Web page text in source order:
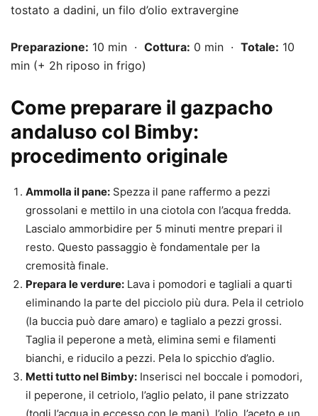
tostato a dadini, un filo d’olio extravergine
Preparazione: 10 min · Cottura: 0 min · Totale: 10
min (+ 2h riposo in frigo)
Come preparare il gazpacho
andaluso col Bimby:
procedimento originale
Ammolla il pane: Spezza il pane raffermo a pezzi
grossolani e mettilo in una ciotola con l’acqua fredda.
Lascialo ammorbidire per 5 minuti mentre prepari il
resto. Questo passaggio è fondamentale per la
cremosità finale.
Prepara le verdure: Lava i pomodori e tagliali a quarti
eliminando la parte del picciolo più dura. Pela il cetriolo
(la buccia può dare amaro) e taglialo a pezzi grossi.
Taglia il peperone a metà, elimina semi e filamenti
bianchi, e riducilo a pezzi. Pela lo spicchio d’aglio.
Metti tutto nel Bimby: Inserisci nel boccale i pomodori,
il peperone, il cetriolo, l’aglio pelato, il pane strizzato